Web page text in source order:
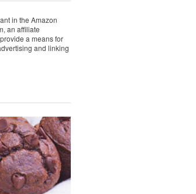
in the Amazon
an affiliate
a means for
and linking